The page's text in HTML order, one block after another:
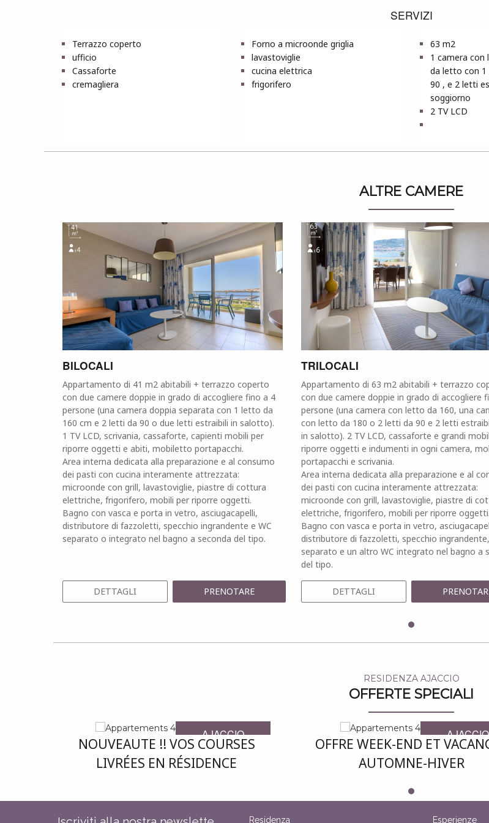
SERVIZI
Terrazzo coperto
ufficio
Cassaforte
cremagliera
Forno a microonde griglia
lavastoviglie
cucina elettrica
frigorifero
63 m2
1 camera con
da letto con
90 , e 2 letti
soggiorno
2 TV LCD
ALTRE CAMERE
BILOCALI
Appartamento di 41 m2 abitabili + terrazzo coperto
con due camere doppie in grado di accogliere fino a 4
persone (una camera doppia separata con 1 letto da
160 cm e 2 letti da 90 o due letti estraibili in salotto).
1 TV LCD, scrivania, cassaforte, capienti mobili per
riporre oggetti e abiti, mobiletto portapacchi.
Area interna dedicata alla preparazione e al consumo
dei pasti con cucina interamente attrezzata:
microonde con grill, lavastoviglie, piastre di cottura
elettriche, frigorifero, mobili per riporre oggetti.
Bagno con vasca e porta in vetro, asciugacapelli,
distributore di fazzoletti, specchio ingrandente e WC
separato o integrato nel bagno a seconda del tipo.
DETTAGLI PRENOTARE
TRILOCALI
Appartamento di 63 m2 abitabili + terrazzo
con due camere doppie in grado di accogliere
persone (una camera con letto da 160, una
con letto da 180 o 2 letti da 90 e 2 letti
in salotto). 2 TV LCD, cassaforte e grandi
riporre oggetti e indumenti in ogni camera,
portapacchi e scrivania.
Area interna dedicata alla preparazione e al
dei pasti con cucina interamente attrezzata:
microonde con grill, lavastoviglie, piastre di
elettriche, frigorifero, mobili per riporre oggetti.
Bagno con vasca e porta in vetro,
distributore di fazzoletti, specchio
separato e un altro WC integrato nel bagno a
del tipo.
DETTAGLI
RESIDENZA AJACCIO
OFFERTE SPECIALI
AJACCIO
FINI LE
AVEC NOUS...
NOUVEAUTE !! VOS COURSES
LIVRÉES EN RÉSIDENCE
AJACCIO
AUTOMNE-
OFFRE WEEK-END ET
AUTOMNE-HIVER
Residenza Esperienze